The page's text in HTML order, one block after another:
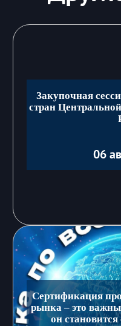
Закупочная
стран
06
Сертификация
рынка – это
он